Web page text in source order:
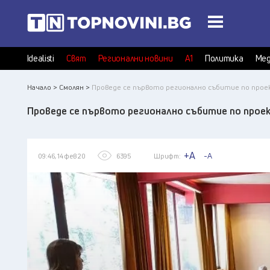
Idealisti Свят Регионални новини А1 Политика
Начало > Смолян > Проведе се първото регионално събитие по
Проведе се първото регионално събитие по
09:46, 14 фев 20 6395 Шрифт: +A -A